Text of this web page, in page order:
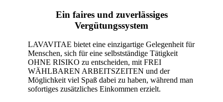
Ein faires und zuverlässiges
Vergütungssystem
LAVAVITAE bietet eine einzigartige Gelegenheit für
Menschen, sich für eine selbstständige Tätigkeit
OHNE RISIKO zu entscheiden, mit FREI
WÄHLBAREN ARBEITSZEITEN und der
Möglichkeit viel Spaß dabei zu haben, während man
sofortiges zusätzliches Einkommen erzielt.